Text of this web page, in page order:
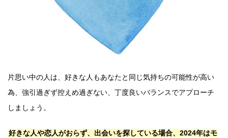
片思い中の人は、好きな人もあなたと同じ気持ちの可能性が高い
為、強引過ぎず控えめ過ぎない、丁度良いバランスでアプローチ
しましょう。
好きな人や恋人がおらず、出会いを探している場合、2024年はモ